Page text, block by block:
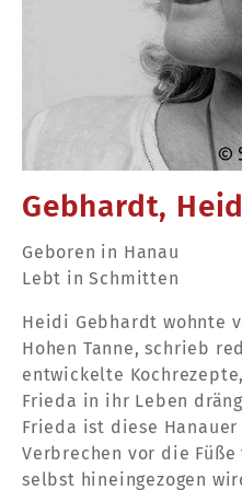
Gebhardt,
Geboren in Hanau
Lebt in Schmitten
Heidi Gebhardt wohnte
Hohen Tanne, schrieb
entwickelte
Frieda in ihr Leben
Frieda ist diese
Verbrechen vor die
selbst hineingezogen